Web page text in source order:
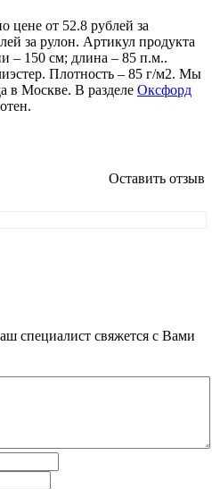
цене от 52.8 рублей за
за рулон. Артикул продукта
– 150 см; длина – 85 п.м..
Плотность – 85 г/м2. Мы
в Москве. В разделе Оксфорд
Оставить отзыв
специалист свяжется с Вами